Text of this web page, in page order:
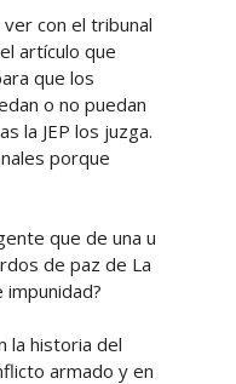
con el tribunal
artículo que
que los
o no puedan
la JEP los juzga.
porque
que de una u
de paz de La
impunidad?
la historia del
armado y en